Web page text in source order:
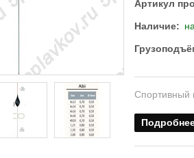
Артикул
Наличие:
Спортивный